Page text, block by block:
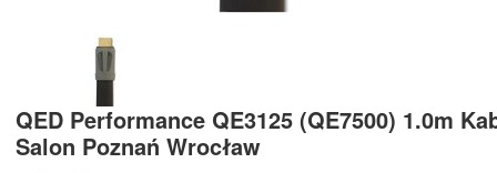
QED Performance QE3125 (QE7500) 1.0m
Salon Poznań Wrocław